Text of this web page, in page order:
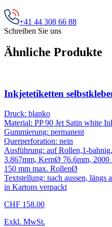
+41 44 308 66 88
Schreiben Sie uns
Ähnliche Produkte
Inkjetetiketten
Druck: blanko
Material: PP 90 Jet Satin white
Gummierung: permanent
Querperforation: nein
Ausführung: auf Rollen,1-
3.867mm, KernØ 76.6mm,
150 mm max. RollenØ
Textstellung: nach aussen, längs
in Kartons verpackt
CHF 158.00
Exkl. MwSt.